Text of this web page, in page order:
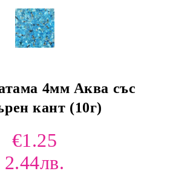
4мм Аква със
кант (10г)
€1.25
2.44лв.